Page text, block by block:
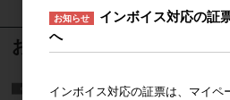
おすすめ商品
お知らせ
インボイス対応の証
へ
インボイス対応の証票は、マイペ